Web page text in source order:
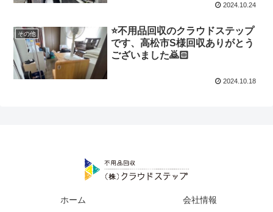
2024.10.24
その他
⭐️不用品回収のクラウドステップ
です、高松市S様回収ありがとう
ございました🙇🏻
2024.10.18
ホーム 会社情報